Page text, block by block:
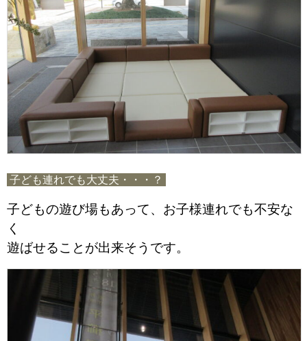
子ども連れでも大丈夫・・・？
子どもの遊び場もあって、お子様連れでも不安な
く
遊ばせることが出来そうです。